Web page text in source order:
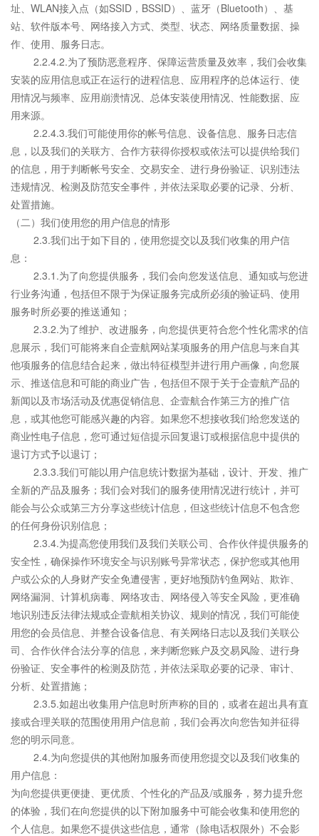
址、WLAN接入点（如SSID，BSSID）、蓝牙（Bluetooth）、基
站、软件版本号、网络接入方式、类型、状态、网络质量数据、操
作、使用、服务日志。
2.2.4.2.为了预防恶意程序、保障运营质量及效率，我们会收集
安装的应用信息或正在运行的进程信息、应用程序的总体运行、使
用情况与频率、应用崩溃情况、总体安装使用情况、性能数据、应
用来源。
2.2.4.3.我们可能使用你的帐号信息、设备信息、服务日志信
息，以及我们的关联方、合作方获得你授权或依法可以提供给我们
的信息，用于判断帐号安全、交易安全、进行身份验证、识别违法
违规情况、检测及防范安全事件，并依法采取必要的记录、分析、
处置措施。
（二）我们使用您的用户信息的情形
2.3.我们出于如下目的，使用您提交以及我们收集的用户信
息：
2.3.1.为了向您提供服务，我们会向您发送信息、通知或与您进
行业务沟通，包括但不限于为保证服务完成所必须的验证码、使用
服务时所必要的推送通知；
2.3.2.为了维护、改进服务，向您提供更符合您个性化需求的信
息展示，我们可能将来自企壹航网站某项服务的用户信息与来自其
他项服务的信息结合起来，做出特征模型并进行用户画像，向您展
示、推送信息和可能的商业广告，包括但不限于关于企壹航产品的
新闻以及市场活动及优惠促销信息、企壹航合作第三方的推广信
息，或其他您可能感兴趣的内容。如果您不想接收我们给您发送的
商业性电子信息，您可通过短信提示回复退订或根据信息中提供的
退订方式予以退订；
2.3.3.我们可能以用户信息统计数据为基础，设计、开发、推广
全新的产品及服务；我们会对我们的服务使用情况进行统计，并可
能会与公众或第三方分享这些统计信息，但这些统计信息不包含您
的任何身份识别信息；
2.3.4.为提高您使用我们及我们关联公司、合作伙伴提供服务的
安全性，确保操作环境安全与识别账号异常状态，保护您或其他用
户或公众的人身财产安全免遭侵害，更好地预防钓鱼网站、欺诈、
网络漏洞、计算机病毒、网络攻击、网络侵入等安全风险，更准确
地识别违反法律法规或企壹航相关协议、规则的情况，我们可能使
用您的会员信息、并整合设备信息、有关网络日志以及我们关联公
司、合作伙伴合法分享的信息，来判断您账户及交易风险、进行身
份验证、安全事件的检测及防范，并依法采取必要的记录、审计、
分析、处置措施；
2.3.5.如超出收集用户信息时所声称的目的，或者在超出具有直
接或合理关联的范围使用用户信息前，我们会再次向您告知并征得
您的明示同意。
2.4.为向您提供的其他附加服务而使用您提交以及我们收集的
用户信息：
为向您提供更便捷、更优质、个性化的产品及/或服务，努力提升您
的体验，我们在向您提供的以下附加服务中可能会收集和使用您的
个人信息。如果您不提供这些信息，通常（除电话权限外）不会影